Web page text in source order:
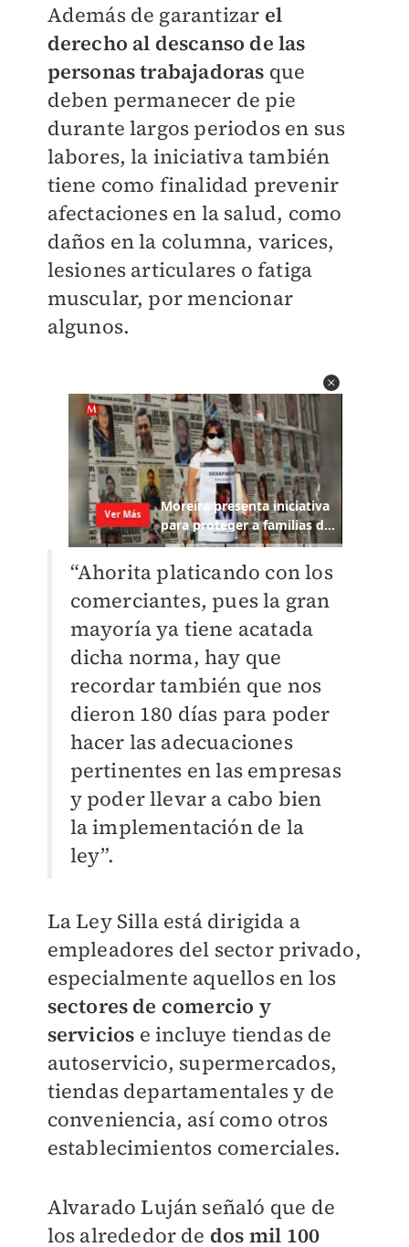
Además de garantizar el
derecho al descanso de las
personas trabajadoras que
deben permanecer de pie
durante largos periodos en sus
labores, la iniciativa también
tiene como finalidad prevenir
afectaciones en la salud, como
daños en la columna, varices,
lesiones articulares o fatiga
muscular, por mencionar
algunos.
“Ahorita platicando con los
comerciantes, pues la gran
mayoría ya tiene acatada
dicha norma, hay que
recordar también que nos
dieron 180 días para poder
hacer las adecuaciones
pertinentes en las empresas
y poder llevar a cabo bien
la implementación de la
ley”.
La Ley Silla está dirigida a
empleadores del sector privado,
especialmente aquellos en los
sectores de comercio y
servicios e incluye tiendas de
autoservicio, supermercados,
tiendas departamentales y de
conveniencia, así como otros
establecimientos comerciales.
Alvarado Luján señaló que de
los alrededor de dos mil 100